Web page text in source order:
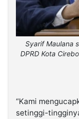
Syarif Maulana
DPRD Kota
“Kami
setinggi-